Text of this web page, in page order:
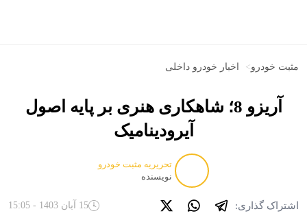
مثبت خودرو> اخبار خودرو داخلی
آریزو 8؛ شاهکاری هنری بر پایه اصول
آیرودینامیک
تحریریه مثبت خودرو
نویسنده
اشتراک گذاری: 15 آبان 1403 - 15:05